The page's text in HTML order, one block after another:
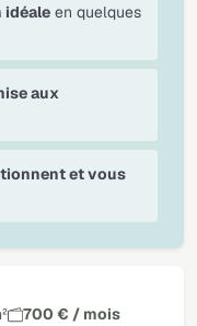
700 € / mois
idéale en quelques
aux
et vous